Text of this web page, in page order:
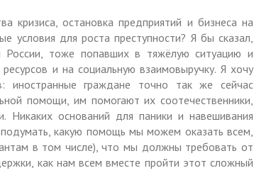
кризиса, остановка предприятий и бизнеса на
условия для роста преступности? Я бы сказал,
тоже попавших в тяжёлую ситуацию и
и на социальную взаимовыручку. Я хочу
иностранные граждане точно так же сейчас
помощи, им помогают их соотечественники,
Никаких оснований для паники и навешивания
какую помощь мы можем оказать всем,
в том числе), что мы должны требовать от
как нам всем вместе пройти этот сложный